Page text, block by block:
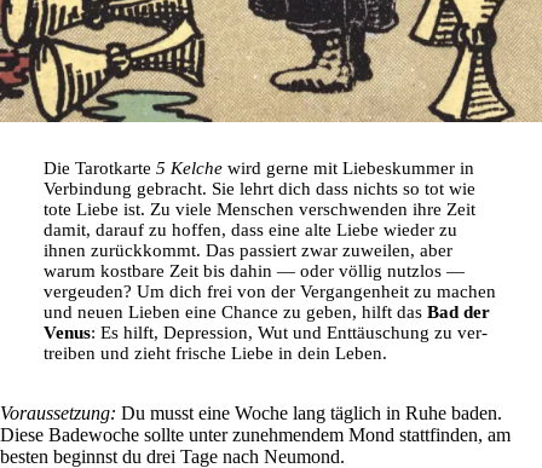
Die Tarot­karte 5 Kelche wird gerne mit Lie­bes­kummer in
Ver­bin­dung gebracht. Sie lehrt dich dass nichts so tot wie
tote Liebe ist. Zu viele Men­schen ver­schwenden ihre Zeit
damit, darauf zu hoffen, dass eine alte Liebe wieder zu
ihnen zurück­kommt. Das pas­siert zwar zuweilen, aber
warum kost­bare Zeit bis dahin — oder völlig nutzlos —
ver­geuden? Um dich frei von der Ver­gan­gen­heit zu machen
und neuen Lieben eine Chance zu geben, hilft das Bad der
Venus: Es hilft, Depres­sion, Wut und Ent­täu­schung zu ver­
treiben und zieht fri­sche Liebe in dein Leben.
Vor­aus­set­zung: Du musst eine Woche lang täg­lich in Ruhe baden.
Diese Bade­woche sollte unter zuneh­mendem Mond statt­finden, am
besten beginnst du drei Tage nach Neu­mond.